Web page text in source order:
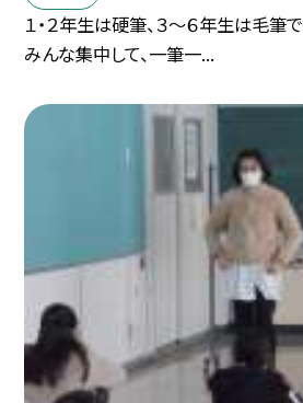
１・２年生は硬筆、３〜６年生は毛筆
みんな集中して、一筆一...